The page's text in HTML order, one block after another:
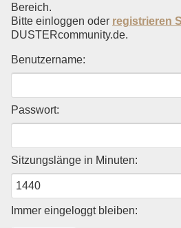
Bereich.
Bitte einloggen oder registrieren
DUSTERcommunity.de.
Benutzername:
Passwort:
Sitzungslänge in Minuten:
Immer eingeloggt bleiben: